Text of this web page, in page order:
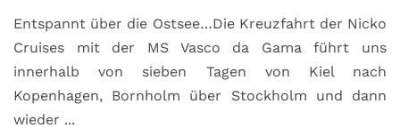
Entspannt über die Ostsee…Die Kreuzfahrt der Nicko
Cruises mit der MS Vasco da Gama führt uns
innerhalb von sieben Tagen von Kiel nach
Kopenhagen, Bornholm über Stockholm und dann
wieder ...